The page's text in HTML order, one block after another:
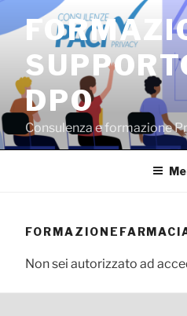
contenuto
DPO
Consulenza e formazione
Non sei autorizzato ad